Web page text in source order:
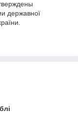
державної